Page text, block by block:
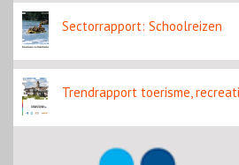
Sectorrapport: Schoolreizen
Trendrapport toerisme,